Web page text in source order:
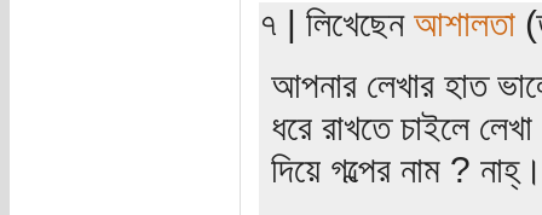
৭ | লিখেছেন আশালতা
আপনার লেখার হাত
ধরে রাখতে চাইলে
দিয়ে গল্পের নাম ?